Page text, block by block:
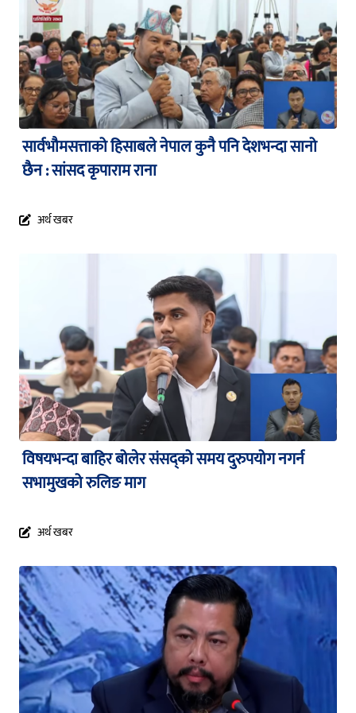
सार्वभौमसत्ताको हिसाबले नेपाल कुनै पनि देशभन्दा सानो
छैन : सांसद कृपाराम राना
अर्थ खबर
विषयभन्दा बाहिर बोलेर संसद्को समय दुरुपयोग नगर्न
सभामुखको रुलिङ माग
अर्थ खबर